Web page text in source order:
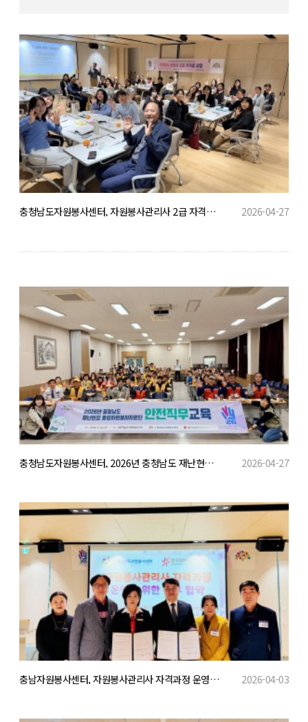
충청남도자원봉사센터, 자원봉사관리사 2급 자격과정 대면교육 성황리 마무리 2026-04-27
충청남도자원봉사센터, 2026년 충청남도 재난현장 통합자원봉사지원단 안전직무교육 실시 2026-04-27
충남자원봉사센터, 자원봉사관리사 자격과정 운영 협약 체결 및 교육 본격 추진 2026-04-03